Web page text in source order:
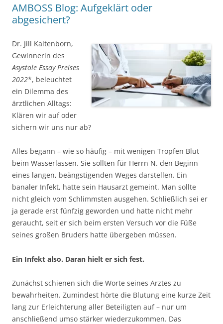
AMBOSS Blog: Aufgeklärt oder
abgesichert?
Dr. Jill Kaltenborn,
Gewinnerin des
Asystole Essay Preises
2022*, beleuchtet
ein Dilemma des
ärztlichen Alltags:
Klären wir auf oder
sichern wir uns nur ab?
Alles begann – wie so häufig – mit wenigen Tropfen Blut
beim Wasserlassen. Sie sollten für Herrn N. den Beginn
eines langen, beängstigenden Weges darstellen. Ein
banaler Infekt, hatte sein Hausarzt gemeint. Man sollte
nicht gleich vom Schlimmsten ausgehen. Schließlich sei er
ja gerade erst fünfzig geworden und hatte nicht mehr
geraucht, seit er sich beim ersten Versuch vor die Füße
seines großen Bruders hatte übergeben müssen.
Ein Infekt also. Daran hielt er sich fest.
Zunächst schienen sich die Worte seines Arztes zu
bewahrheiten. Zumindest hörte die Blutung eine kurze Zeit
lang zur Erleichterung aller Beteiligten auf – nur um
anschließend umso stärker wiederzukommen. Das